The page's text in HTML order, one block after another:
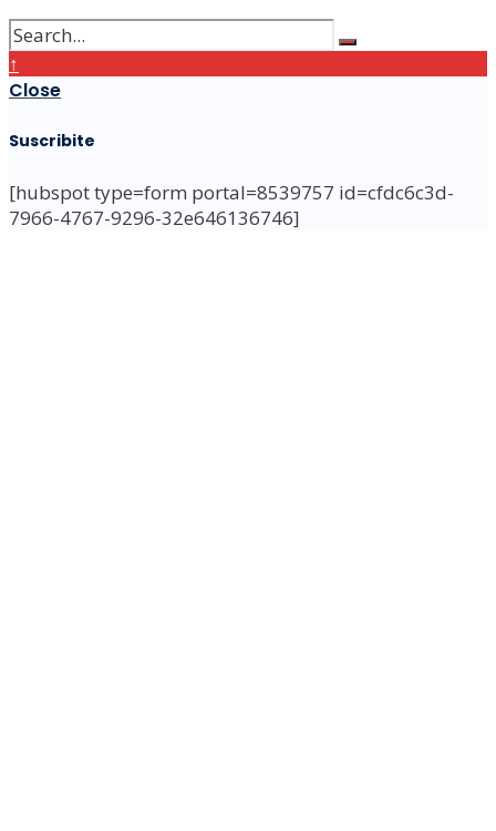
↑
Close
Suscribite
[hubspot type=form portal=8539757 id=cfdc6c3d-
7966-4767-9296-32e646136746]